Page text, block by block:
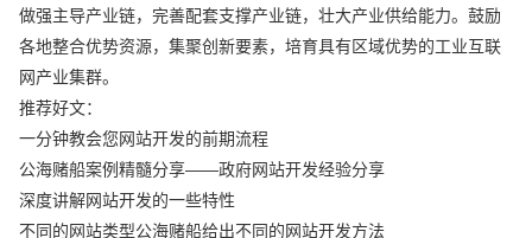
做强主导产业链，完善配套支撑产业链，壮大产业供给能力。鼓励
各地整合优势资源，集聚创新要素，培育具有区域优势的工业互联
网产业集群。
推荐好文：
一分钟教会您网站开发的前期流程
公海赌船案例精髓分享——政府网站开发经验分享
深度讲解网站开发的一些特性
不同的网站类型公海赌船给出不同的网站开发方法